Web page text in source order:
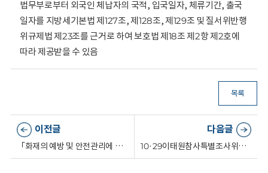
법무부로부터 외국인 체납자의 국적, 입국일자, 체류기간, 출국
일자를 지방세기본법 제127조, 제128조, 제129조 및 질서위반행
위규제법 제23조를 근거로 하여 보호법 제18조 제2항 제2호에
따라 제공받을 수 있음
목록
이전글
「화재의 예방 및 안전관리에 관한 법률 시행령」 일부개정안에 대한 개인정보 침해요인 평가에 관한 건
다음글
10·29이태원참사특별조사위원회의 조사 업무를 위한 관계기관 보유 개인정보 제공 요청에 관한 건